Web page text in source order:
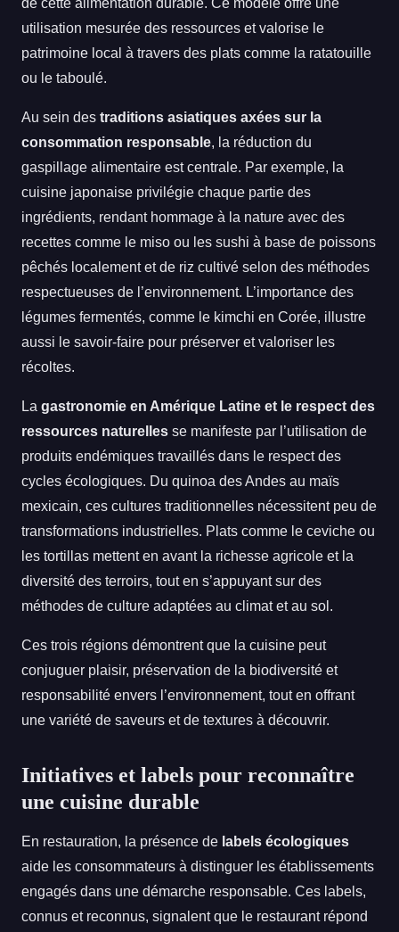
de cette alimentation durable. Ce modèle offre une
utilisation mesurée des ressources et valorise le
patrimoine local à travers des plats comme la ratatouille
ou le taboulé.
Au sein des traditions asiatiques axées sur la
consommation responsable, la réduction du
gaspillage alimentaire est centrale. Par exemple, la
cuisine japonaise privilégie chaque partie des
ingrédients, rendant hommage à la nature avec des
recettes comme le miso ou les sushi à base de poissons
pêchés localement et de riz cultivé selon des méthodes
respectueuses de l’environnement. L’importance des
légumes fermentés, comme le kimchi en Corée, illustre
aussi le savoir-faire pour préserver et valoriser les
récoltes.
La gastronomie en Amérique Latine et le respect des
ressources naturelles se manifeste par l’utilisation de
produits endémiques travaillés dans le respect des
cycles écologiques. Du quinoa des Andes au maïs
mexicain, ces cultures traditionnelles nécessitent peu de
transformations industrielles. Plats comme le ceviche ou
les tortillas mettent en avant la richesse agricole et la
diversité des terroirs, tout en s’appuyant sur des
méthodes de culture adaptées au climat et au sol.
Ces trois régions démontrent que la cuisine peut
conjuguer plaisir, préservation de la biodiversité et
responsabilité envers l’environnement, tout en offrant
une variété de saveurs et de textures à découvrir.
Initiatives et labels pour reconnaître
une cuisine durable
En restauration, la présence de labels écologiques
aide les consommateurs à distinguer les établissements
engagés dans une démarche responsable. Ces labels,
connus et reconnus, signalent que le restaurant répond